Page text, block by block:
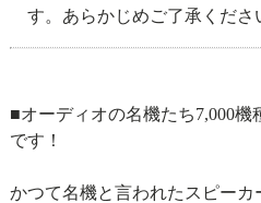
す。あらかじめご了承くださ
■オーディオの名機たち7,000
です！
かつて名機と言われたスピー